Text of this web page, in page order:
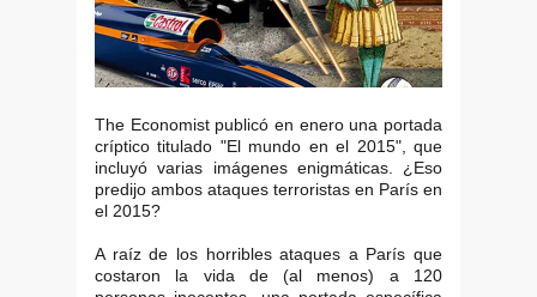
The Economist publicó en enero una portada
críptico titulado "El mundo en el 2015", que
incluyó varias imágenes enigmáticas. ¿Eso
predijo ambos ataques terroristas en París en
el 2015?
A raíz de los horribles ataques a París que
costaron la vida de (al menos) a 120